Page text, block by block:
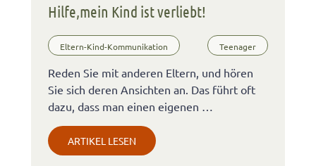
Hilfe,mein Kind ist verliebt!
Eltern-Kind-Kommunikation Teenager
Reden Sie mit anderen Eltern, und hören
Sie sich deren Ansichten an. Das führt oft
dazu, dass man einen eigenen …
ARTIKEL LESEN